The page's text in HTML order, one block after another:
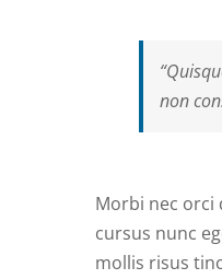
non
Morbi nec
cursus nunc
mollis risus